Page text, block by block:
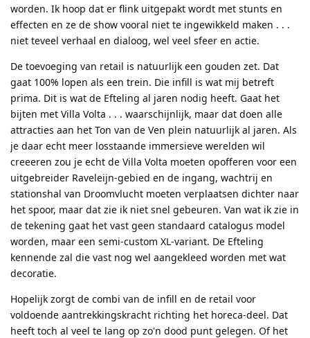
worden. Ik hoop dat er flink uitgepakt wordt met stunts en
effecten en ze de show vooral niet te ingewikkeld maken . . .
niet teveel verhaal en dialoog, wel veel sfeer en actie.
De toevoeging van retail is natuurlijk een gouden zet. Dat
gaat 100% lopen als een trein. Die infill is wat mij betreft
prima. Dit is wat de Efteling al jaren nodig heeft. Gaat het
bijten met Villa Volta . . . waarschijnlijk, maar dat doen alle
attracties aan het Ton van de Ven plein natuurlijk al jaren. Als
je daar echt meer losstaande immersieve werelden wil
creeeren zou je echt de Villa Volta moeten opofferen voor een
uitgebreider Raveleijn-gebied en de ingang, wachtrij en
stationshal van Droomvlucht moeten verplaatsen dichter naar
het spoor, maar dat zie ik niet snel gebeuren. Van wat ik zie in
de tekening gaat het vast geen standaard catalogus model
worden, maar een semi-custom XL-variant. De Efteling
kennende zal die vast nog wel aangekleed worden met wat
decoratie.
Hopelijk zorgt de combi van de infill en de retail voor
voldoende aantrekkingskracht richting het horeca-deel. Dat
heeft toch al veel te lang op zo'n dood punt gelegen. Of het